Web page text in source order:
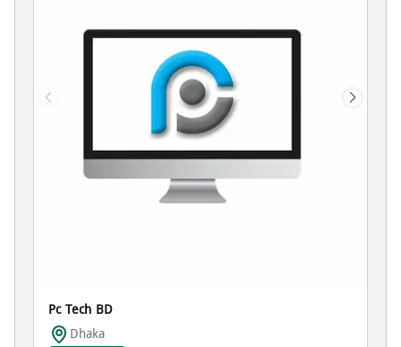
Pc Tech BD
Dhaka